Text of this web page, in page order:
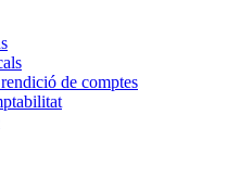
de comptes